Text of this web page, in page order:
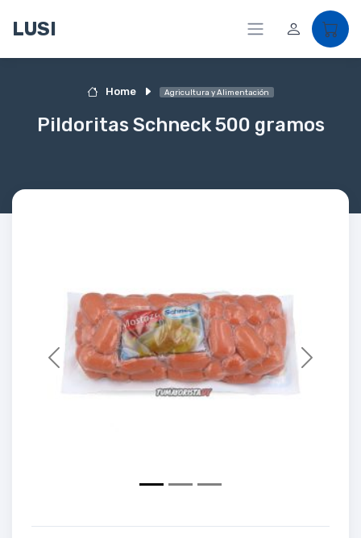
LUSI
Home Agricultura y Alimentación
Pildoritas Schneck 500 gramos
Previous Next